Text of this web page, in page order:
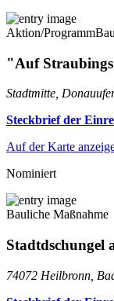
Aktion/Programm
"Auf
Stadtmitte,
Steckbrief der
Auf der Karte
Nominiert
Bauliche Maßnahme
Stadtdschungel
74072 Heilbronn,